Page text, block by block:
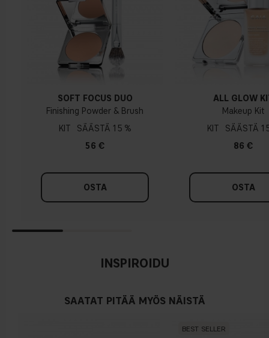
Kylmä pohjasävy
Sininen, vaaleanpunainen tai punertava iho
SOFT FOCUS DUO
Finishing Powder & Brush
KIT
15 %
56 €
OSTA
ALL GLOW
Makeup Kit
KIT
86 €
OSTA
INSPIROIDU
SAATAT PITÄÄ MYÖS NÄISTÄ
BEST SELLER